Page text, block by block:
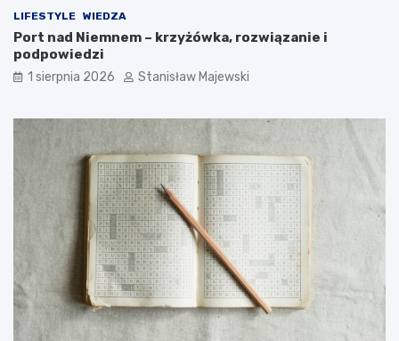
LIFESTYLE WIEDZA
Port nad Niemnem – krzyżówka, rozwiązanie i
podpowiedzi
1 sierpnia 2026 Stanisław Majewski